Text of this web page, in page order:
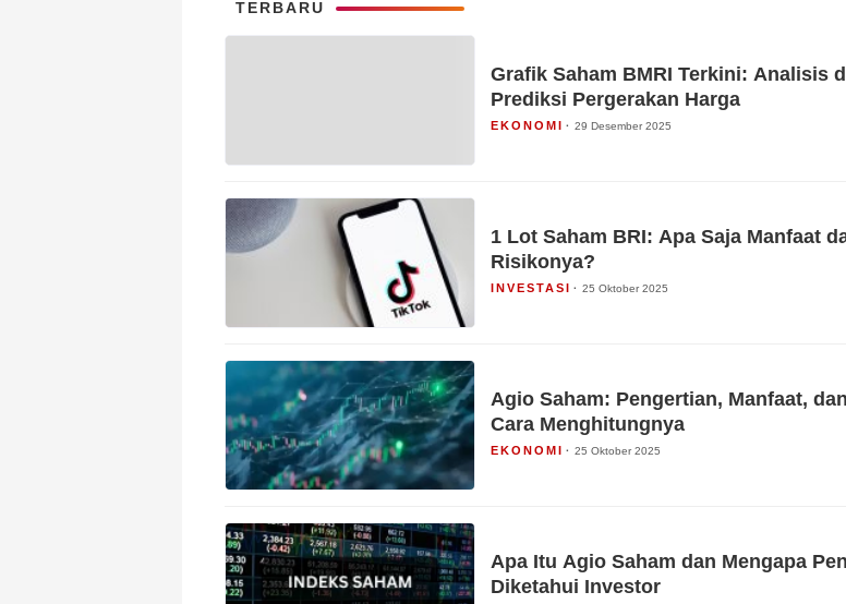
TERBARU
Grafik Saham BMRI Terkini: Analisis
Prediksi Pergerakan Harga
EKONOMI 29 Desember 2025
1 Lot Saham BRI: Apa Saja Manfaat
Risikonya?
INVESTASI 25 Oktober 2025
Agio Saham: Pengertian, Manfaat, dan
Cara Menghitungnya
EKONOMI 25 Oktober 2025
Apa Itu Agio Saham dan Mengapa
Diketahui Investor